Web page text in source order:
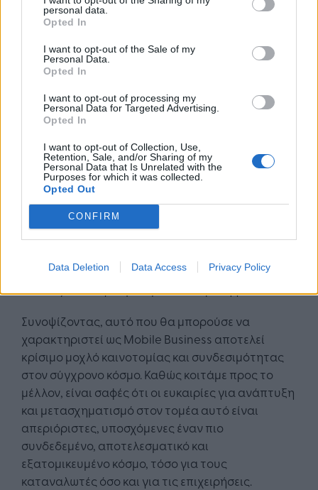
personal data.
Opted In
I want to opt-out of the Sale of my
Personal Data.
Opted In
I want to opt-out of processing my
Personal Data for Targeted Advertising.
Opted In
I want to opt-out of Collection, Use,
Retention, Sale, and/or Sharing of my
Personal Data that Is Unrelated with the
Purposes for which it was collected.
Opted Out
CONFIRM
Data Deletion Data Access Privacy Policy
εικονικής πραγματικότητας.
Όλα αυτά βέβαια αφού γίνει πρώτα από τα
δίκτυα το επόμενο βήμα που είναι το 5G SA
(Stand Alone).
Ωστόσο, η πορεία προς την αξιοποίηση του
πλήρους δυναμικού αυτής της αγοράς δεν
έρχεται χωρίς προκλήσεις. Ζητήματα όπως η
προστασία της ιδιωτικότητας των δεδομένων, η
κυβερνοασφάλεια και το ψηφιακό χάσμα αλλά και
το killer application που όλοι αναζητούν ως «ιερό
δισκοπότηρο», παραμένουν πιεστικές ανησυχίες
τις οποίες οι επιχειρήσεις, η Πολιτεία και κάθε
προκειμένου να διασφαλίσουν ότι τα οφέλη του
Συνοψίζοντας, αυτό που θα μπορούσε να
χαρακτηριστεί ως Mobile Business αποτελεί
κρίσιμο μοχλό καινοτομίας και συνδεσιμότητας
στον σύγχρονο κόσμο. Καθώς κοιτάμε προς το
μέλλον, είναι σαφές ότι οι ευκαιρίες για ανάπτυξη
και μετασχηματισμό στον τομέα αυτό είναι
απεριόριστες, υποσχόμενες έναν πιο
συνδεδεμένο, αποτελεσματικό και
εξατομικευμένο κόσμο, τόσο για τους
καταναλωτές όσο και για τις επιχειρήσεις.